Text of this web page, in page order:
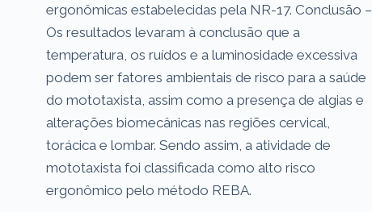
ergonômicas estabelecidas pela NR-17. Conclusão –
Os resultados levaram à conclusão que a
temperatura, os ruídos e a luminosidade excessiva
podem ser fatores ambientais de risco para a saúde
do mototaxista, assim como a presença de algias e
alterações biomecânicas nas regiões cervical,
torácica e lombar. Sendo assim, a atividade de
mototaxista foi classificada como alto risco
ergonômico pelo método REBA.